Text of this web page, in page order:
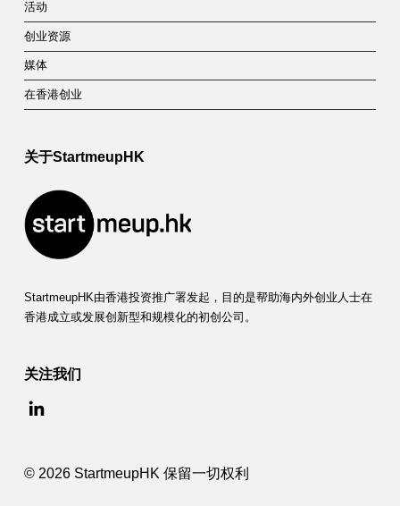
活动
创业资源
媒体
在香港创业
关于StartmeupHK
StartmeupHK由香港投资推广署发起，目的是帮助海内外创业人士在
香港成立或发展创新型和规模化的初创公司。
关注我们
© 2026 StartmeupHK 保留一切权利